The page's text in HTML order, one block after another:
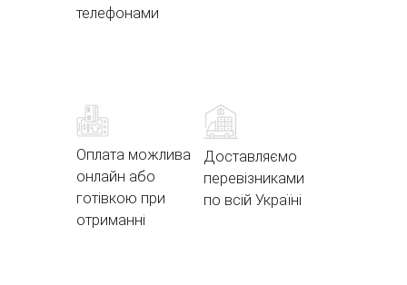
телефонами
Оплата можлива
онлайн або
готівкою при
отриманні
Доставляємо
перевізниками
по всій Україні